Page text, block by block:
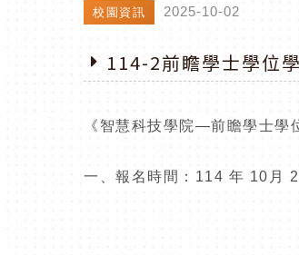
校園資訊 2025-10-02
114-2前瞻學士學位
《智慧科技學院—前瞻學士學
一、報名時間： 114 年 10 月